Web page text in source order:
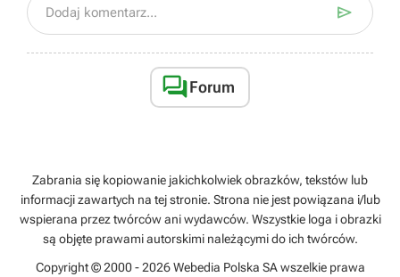
Dodaj komentarz... 
Forum
Zabrania się kopiowanie jakichkolwiek obrazków, tekstów lub
informacji zawartych na tej stronie. Strona nie jest powiązana i/lub
wspierana przez twórców ani wydawców. Wszystkie loga i obrazki
są objęte prawami autorskimi należącymi do ich twórców.
Copyright © 2000 - 2026 Webedia Polska SA wszelkie prawa